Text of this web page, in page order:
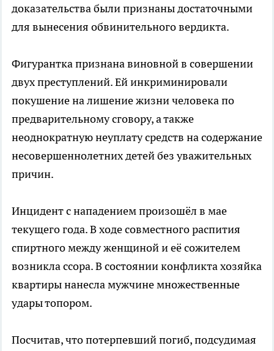
доказательства были признаны достаточными
для вынесения обвинительного вердикта.
Фигурантка признана виновной в совершении
двух преступлений. Ей инкриминировали
покушение на лишение жизни человека по
предварительному сговору, а также
неоднократную неуплату средств на содержание
несовершеннолетних детей без уважительных
причин.
Инцидент с нападением произошёл в мае
текущего года. В ходе совместного распития
спиртного между женщиной и её сожителем
возникла ссора. В состоянии конфликта хозяйка
квартиры нанесла мужчине множественные
удары топором.
Посчитав, что потерпевший погиб, подсудимая